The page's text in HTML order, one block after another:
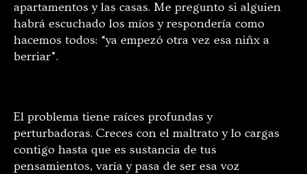
apartamentos y las casas. Me pregunto si alguien
habrá escuchado los míos y respondería como
hacemos todos: “ya empezó otra vez esa niñx a
berriar”.
El problema tiene raíces profundas y
perturbadoras. Creces con el maltrato y lo cargas
contigo hasta que es sustancia de tus
pensamientos, varía y pasa de ser esa voz